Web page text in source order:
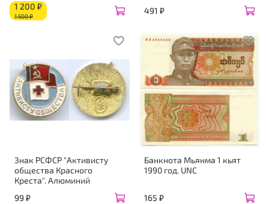
1 200 ₽
1 500 ₽
491 ₽
Знак РСФСР "Активисту
общества Красного
Креста". Алюминий
99 ₽
Банкнота Мьянма 1 кьят
1990 год. UNC
165 ₽